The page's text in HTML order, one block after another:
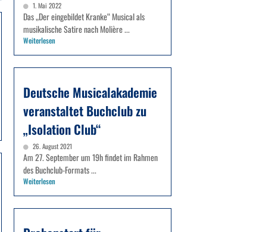
1. Mai 2022
Das „Der eingebildet Kranke“ Musical als
musikalische Satire nach Molière ...
Weiterlesen
Deutsche Musicalakademie
veranstaltet Buchclub zu
„Isolation Club“
26. August 2021
Am 27. September um 19h findet im Rahmen
des Buchclub-Formats ...
Weiterlesen